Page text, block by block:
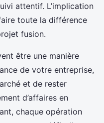
attentif. L’implication
toute la différence
fusion.
être une manière
de votre entreprise,
et de rester
d’affaires en
chaque opération